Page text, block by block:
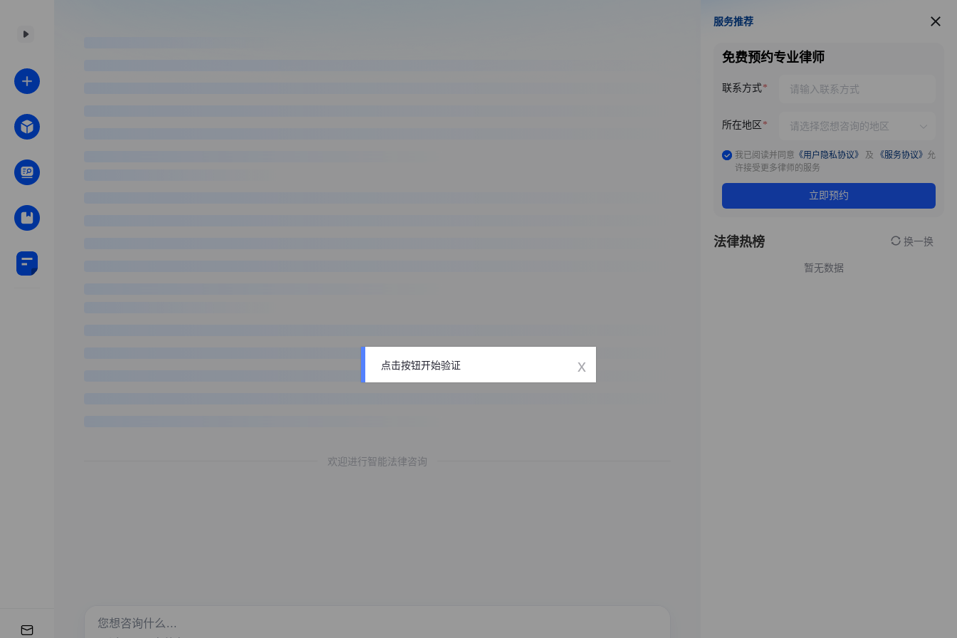
欢迎进行智能法律咨询
服务推荐
服务推荐
免费预约专业律师
联系方式
所在地区
我已阅读并同意 《用户隐私协议》 及 《服务协议》 允
许接受更多律师的服务
立即预约
法律热榜 换一换
暂无数据
点击按钮开始验证 x